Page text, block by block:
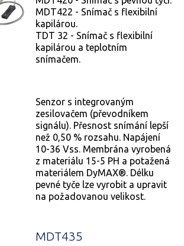
MDT422 - Snímač s flexibilní
kapilárou.
TDT 32 - Snímač s flexibilní
kapilárou a teplotním
snímačem.
Senzor s integrovaným
zesilovačem (převodníkem
signálu). Přesnost snímání lepší
než 0,50 % rozsahu. Napájení
10-36 Vss. Membrána vyrobená
z materiálu 15-5 PH a potažená
materiálem DyMAX®. Délku
pevné tyče lze vyrobit a upravit
na požadovanou velikost.
MDT435